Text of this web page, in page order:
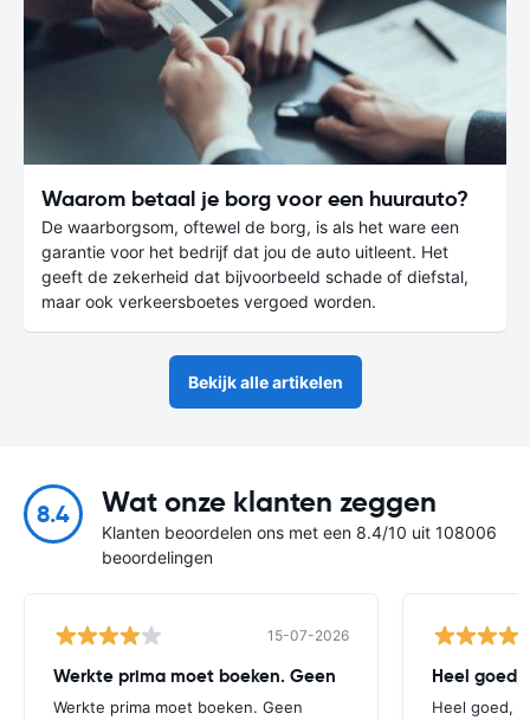
Waarom betaal je borg voor een huurauto?
De waarborgsom, oftewel de borg, is als het ware een
garantie voor het bedrijf dat jou de auto uitleent. Het
geeft de zekerheid dat bijvoorbeeld schade of diefstal,
maar ook verkeersboetes vergoed worden.
Bekijk alle artikelen
8.4 Wat onze klanten zeggen
Klanten beoordelen ons met een 8.4/10 uit 108006
beoordelingen
15-07-2026
Werkte prima moet boeken. Geen
Werkte prima moet boeken. Geen
Heel goed,